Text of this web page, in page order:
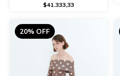
$41.333,33
20% OFF